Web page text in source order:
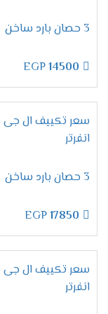
أو الحرارة
تصميم قوي:
مميزات
خاصية
في كل
بكل تأكيد،لا
الحار والشتاء البارد.
مزودًا بخاصية
3 حصان بارد ساخن
14500
انفرتر
3 حصان بارد ساخن
17850
انفرتر